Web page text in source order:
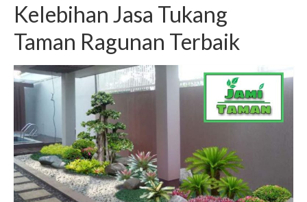
Kelebihan Jasa Tukang
Taman Ragunan Terbaik